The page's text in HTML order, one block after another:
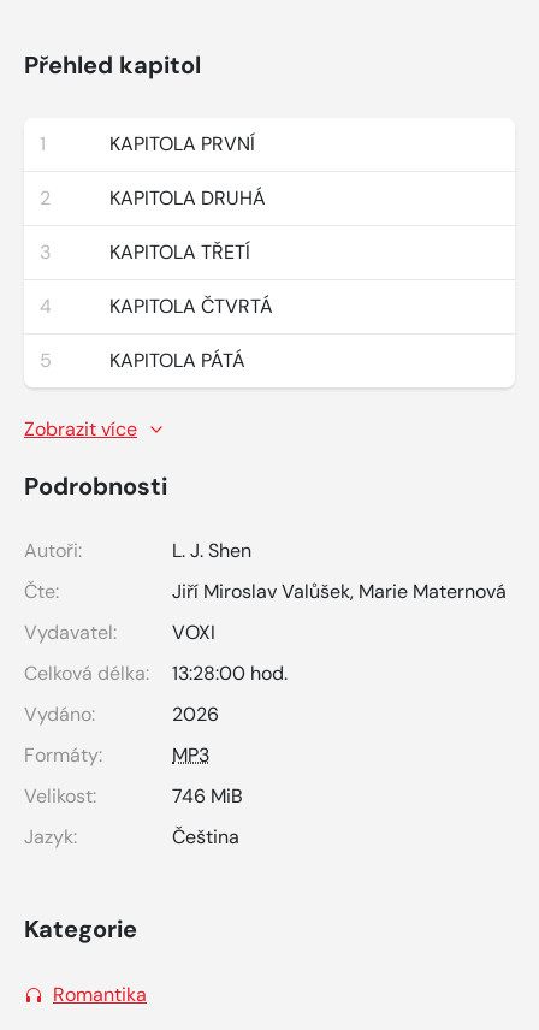
Přehled kapitol
1 KAPITOLA PRVNÍ
2 KAPITOLA DRUHÁ
3 KAPITOLA TŘETÍ
4 KAPITOLA ČTVRTÁ
5 KAPITOLA PÁTÁ
Zobrazit více
Podrobnosti
Autoři:
L. J. Shen
Čte:
Jiří Miroslav Valůšek, Marie Maternová
Vydavatel:
VOXI
Celková délka:
13:28:00 hod.
Vydáno:
2026
Formáty:
MP3
Velikost:
746 MiB
Jazyk:
Čeština
Kategorie
Romantika